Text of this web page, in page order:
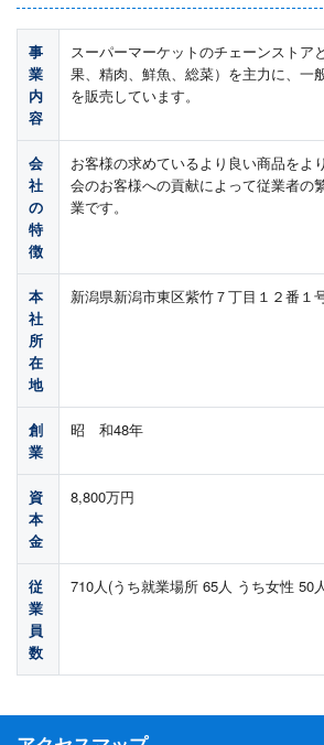
事
業
内
容
スーパーマーケットのチェーンストア
果、精肉、鮮魚、総菜）を主力に、一
を販売しています。
会
社
の
特
徴
お客様の求めているより良い商品をよ
会のお客様への貢献によって従業者の
業です。
本
社
所
在
地
新潟県新潟市東区紫竹７丁目１２番１
創
業
昭 和48年
資
本
金
8,800万円
従
業
員
数
710人(うち就業場所 65人 うち女性 50